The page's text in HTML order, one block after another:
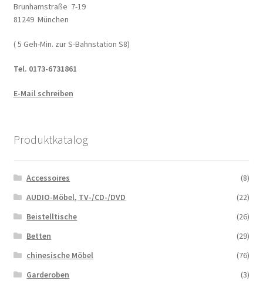
Brunhamstraße 7-19
81249 München
( 5 Geh-Min. zur S-Bahnstation S8)
Tel. 0173-6731861
E-Mail schreiben
Produktkatalog
Accessoires
(8)
AUDIO-Möbel, TV-/CD-/DVD
(22)
Beistelltische
(26)
Betten
(29)
chinesische Möbel
(76)
Garderoben
(3)